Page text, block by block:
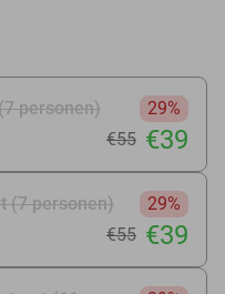
personen)
29%
€55 €39
(7 personen)
29%
€55 €39